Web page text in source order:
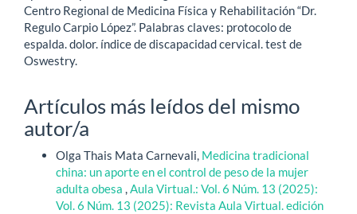
Centro Regional de Medicina Física y Rehabilitación “Dr.
Regulo Carpio López”. Palabras claves: protocolo de
espalda. dolor. índice de discapacidad cervical. test de
Oswestry.
Artículos más leídos del mismo
autor/a
Olga Thais Mata Carnevali, Medicina tradicional
china: un aporte en el control de peso de la mujer
adulta obesa ,Aula Virtual.: Vol. 6 Núm. 13 (2025):
Vol. 6 Núm. 13 (2025): Revista Aula Virtual. edición